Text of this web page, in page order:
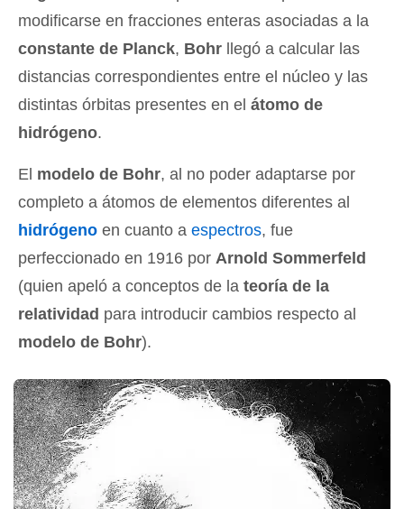
modificarse en fracciones enteras asociadas a la
constante de Planck, Bohr llegó a calcular las
distancias correspondientes entre el núcleo y las
distintas órbitas presentes en el átomo de
hidrógeno.
El modelo de Bohr, al no poder adaptarse por
completo a átomos de elementos diferentes al
hidrógeno en cuanto a espectros, fue
perfeccionado en 1916 por Arnold Sommerfeld
(quien apeló a conceptos de la teoría de la
relatividad para introducir cambios respecto al
modelo de Bohr).